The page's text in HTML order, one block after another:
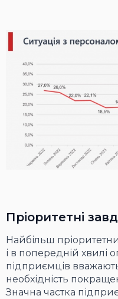
Пріоритетні
Найбільш
і в попередній хвилі
підприємців
необхідність
Значна частка